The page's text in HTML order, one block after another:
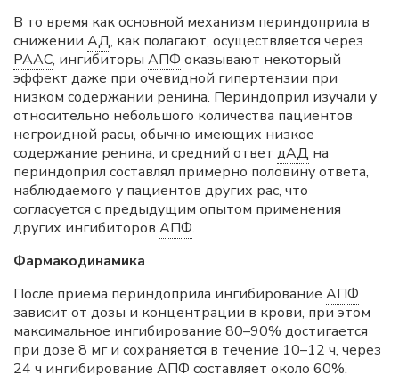
В то время как основной механизм периндоприла в
снижении АД, как полагают, осуществляется через
РААС, ингибиторы АПФ оказывают некоторый
эффект даже при очевидной гипертензии при
низком содержании ренина. Периндоприл изучали у
относительно небольшого количества пациентов
негроидной расы, обычно имеющих низкое
содержание ренина, и средний ответ дАД на
периндоприл составлял примерно половину ответа,
наблюдаемого у пациентов других рас, что
согласуется с предыдущим опытом применения
других ингибиторов АПФ.
Фармакодинамика
После приема периндоприла ингибирование АПФ
зависит от дозы и концентрации в крови, при этом
максимальное ингибирование 80–90% достигается
при дозе 8 мг и сохраняется в течение 10–12 ч, через
24 ч ингибирование АПФ составляет около 60%.